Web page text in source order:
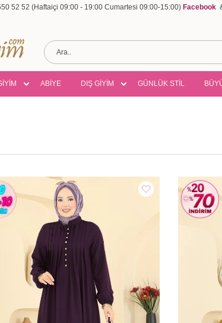
52 52 (Haftaiçi 09:00 - 19:00 Cumartesi 09:00-15:00) Facebook
ABİYE DIŞ GİYİM GÜNLÜK STİL